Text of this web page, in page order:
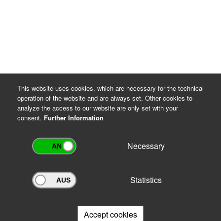
Archivportal Thüringen
will be happy to advise you.
This website uses cookies, which are necessary for the technical
operation of the website and are always set. Other cookies to
analyze the access to our website are only set with your
consent. Further Information
Necessary
Statistics
Accept cookies